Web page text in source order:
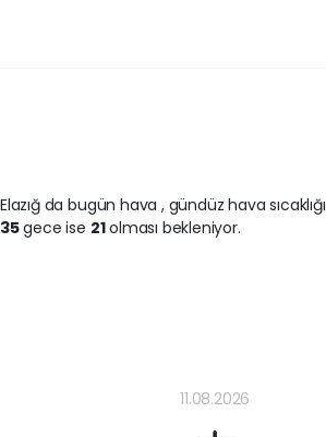
Elazığ da bugün hava , gündüz hava sıcaklığı
35gece ise 21olması bekleniyor.
11.08.2026